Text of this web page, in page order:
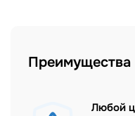
Преимущества
Любой